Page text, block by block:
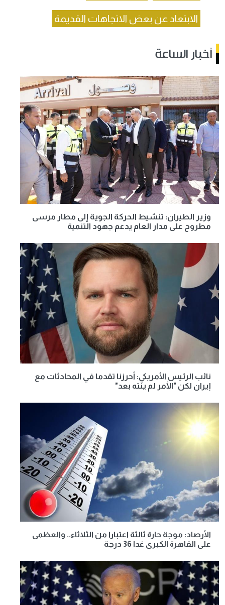
الابتعاد عن بعض الاتجاهات القديمة
أخبار الساعة
وزير الطيران: تنشيط الحركة الجوية إلى مطار مرسى
مطروح على مدار العام يدعم جهود التنمية
نائب الرئيس الأمريكي: أحرزنا تقدما في المحادثات مع
إيران لكن "الأمر لم ينته بعد"
الأرصاد: موجة حارة ثالثة اعتبارا من الثلاثاء.. والعظمى
على القاهرة الكبرى غدا 36 درجة